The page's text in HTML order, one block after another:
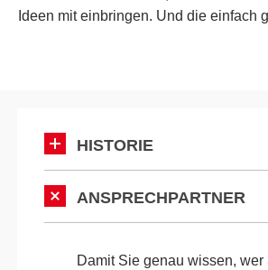
Ideen mit einbringen. Und die einfach
HISTORIE
ANSPRECHPARTNER
Damit Sie genau wissen, wer